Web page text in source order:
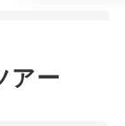
アー